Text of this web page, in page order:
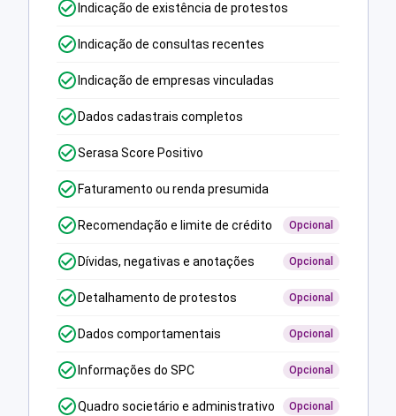
Indicação de existência de protestos
Indicação de consultas recentes
Indicação de empresas vinculadas
Dados cadastrais completos
Serasa Score Positivo
Faturamento ou renda presumida
Recomendação e limite de crédito Opcional
Dívidas, negativas e anotações Opcional
Detalhamento de protestos Opcional
Dados comportamentais Opcional
Informações do SPC Opcional
Quadro societário e administrativo Opcional